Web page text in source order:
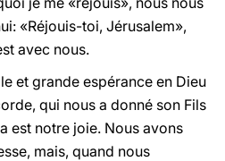
«Réjouis-toi, Jérusalem»,
avec nous.
et grande espérance en Dieu
qui nous a donné son Fils
est notre joie. Nous avons
mais, quand nous